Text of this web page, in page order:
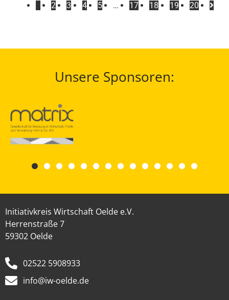
2 3 4 5 … 17 18 19 20
Unsere Sponsoren:
Initiativkreis Wirtschaft Oelde e.V.
Herrenstraße 7
59302 Oelde
02522 5908933
info@iw-oelde.de